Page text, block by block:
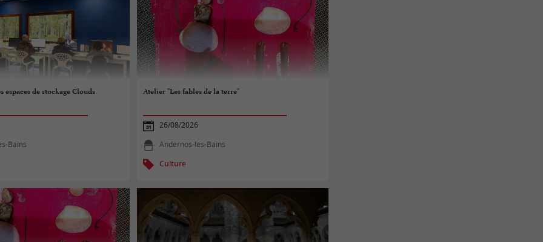
espaces de stockage Clouds
Bains
Atelier "Les fables de la terre"
26/08/2026
Andernos-les-Bains
Culture